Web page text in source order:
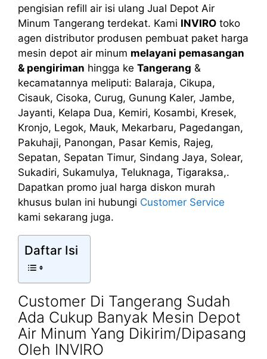
pengisian refill air isi ulang Jual Depot Air
Minum Tangerang terdekat. Kami INVIRO toko
agen distributor produsen pembuat paket harga
mesin depot air minum melayani pemasangan
& pengiriman hingga ke Tangerang &
kecamatannya meliputi: Balaraja, Cikupa,
Cisauk, Cisoka, Curug, Gunung Kaler, Jambe,
Jayanti, Kelapa Dua, Kemiri, Kosambi, Kresek,
Kronjo, Legok, Mauk, Mekarbaru, Pagedangan,
Pakuhaji, Panongan, Pasar Kemis, Rajeg,
Sepatan, Sepatan Timur, Sindang Jaya, Solear,
Sukadiri, Sukamulya, Teluknaga, Tigaraksa,.
Dapatkan promo jual harga diskon murah
khusus bulan ini hubungi Customer Service
kami sekarang juga.
Daftar Isi
Customer Di Tangerang Sudah
Ada Cukup Banyak Mesin Depot
Air Minum Yang Dikirim/Dipasang
Oleh INVIRO